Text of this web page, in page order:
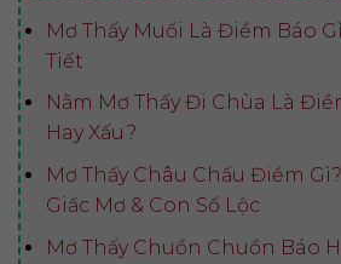
Mơ Thấy Muối Là Điềm Báo
Tiết
Nằm Mơ Thấy Đi Chùa Là
Hay Xấu?
Mơ Thấy Châu Chấu Điềm
Giấc Mơ & Con Số Lộc
Mơ Thấy Chuồn Chuồn Báo